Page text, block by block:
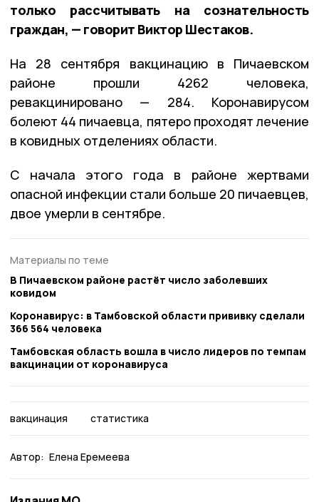
только рассчитывать на сознательность
граждан, — говорит Виктор Шестаков.
На 28 сентября вакцинацию в Пичаевском
районе прошли 4262 человека,
ревакцинировано — 284. Коронавирусом
болеют 44 пичаевца, пятеро проходят лечение
в ковидных отделениях области.
С начала этого года в районе жертвами
опасной инфекции стали больше 20 пичаевцев,
двое умерли в сентябре.
Материалы по теме
В Пичаевском районе растёт число заболевших
ковидом
Коронавирус: в Тамбовской области прививку сделали
366 564 человека
Тамбовская область вошла в число лидеров по темпам
вакцинации от коронавируса
вакцинация статистика
Автор: Елена Еремеева